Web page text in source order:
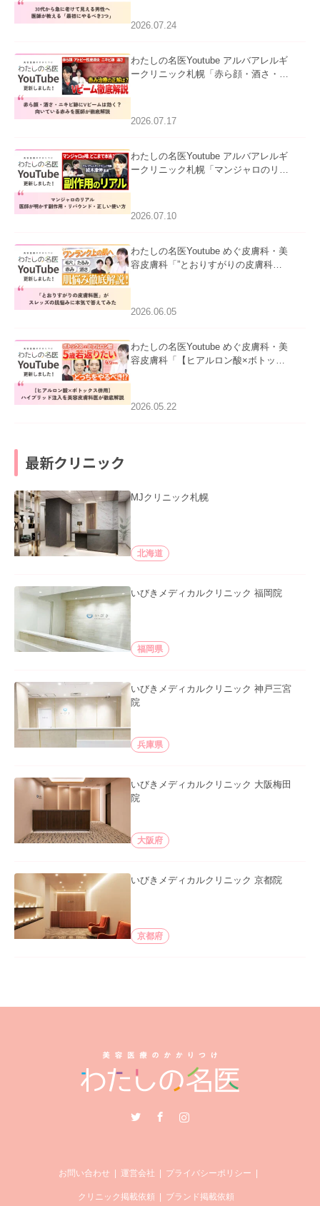
た。
2026.07.24
わたしの名医Youtube アルバアレルギ
ークリニック札幌「赤ら顔・酒さ・ニ
ました。
2026.07.17
わたしの名医Youtube アルバアレルギ
ークリニック札幌「マンジャロのリア
た。
2026.07.10
わたしの名医Youtube めぐ皮膚科・美
容皮膚科「”とおりすがりの皮膚科
2026.06.05
わたしの名医Youtube めぐ皮膚科・美
容皮膚科「【ヒアルロン酸×ボトック
た。
2026.05.22
最新クリニック
MJクリニック札幌
北海道
いびきメディカルクリニック 福岡院
福岡県
いびきメディカルクリニック 神戸三宮
院
兵庫県
いびきメディカルクリニック 大阪梅田
院
大阪府
いびきメディカルクリニック 京都院
京都府
Instagram
お問い合わせ 運営会社 プライバシーポリシー
クリニック掲載依頼 ブランド掲載依頼